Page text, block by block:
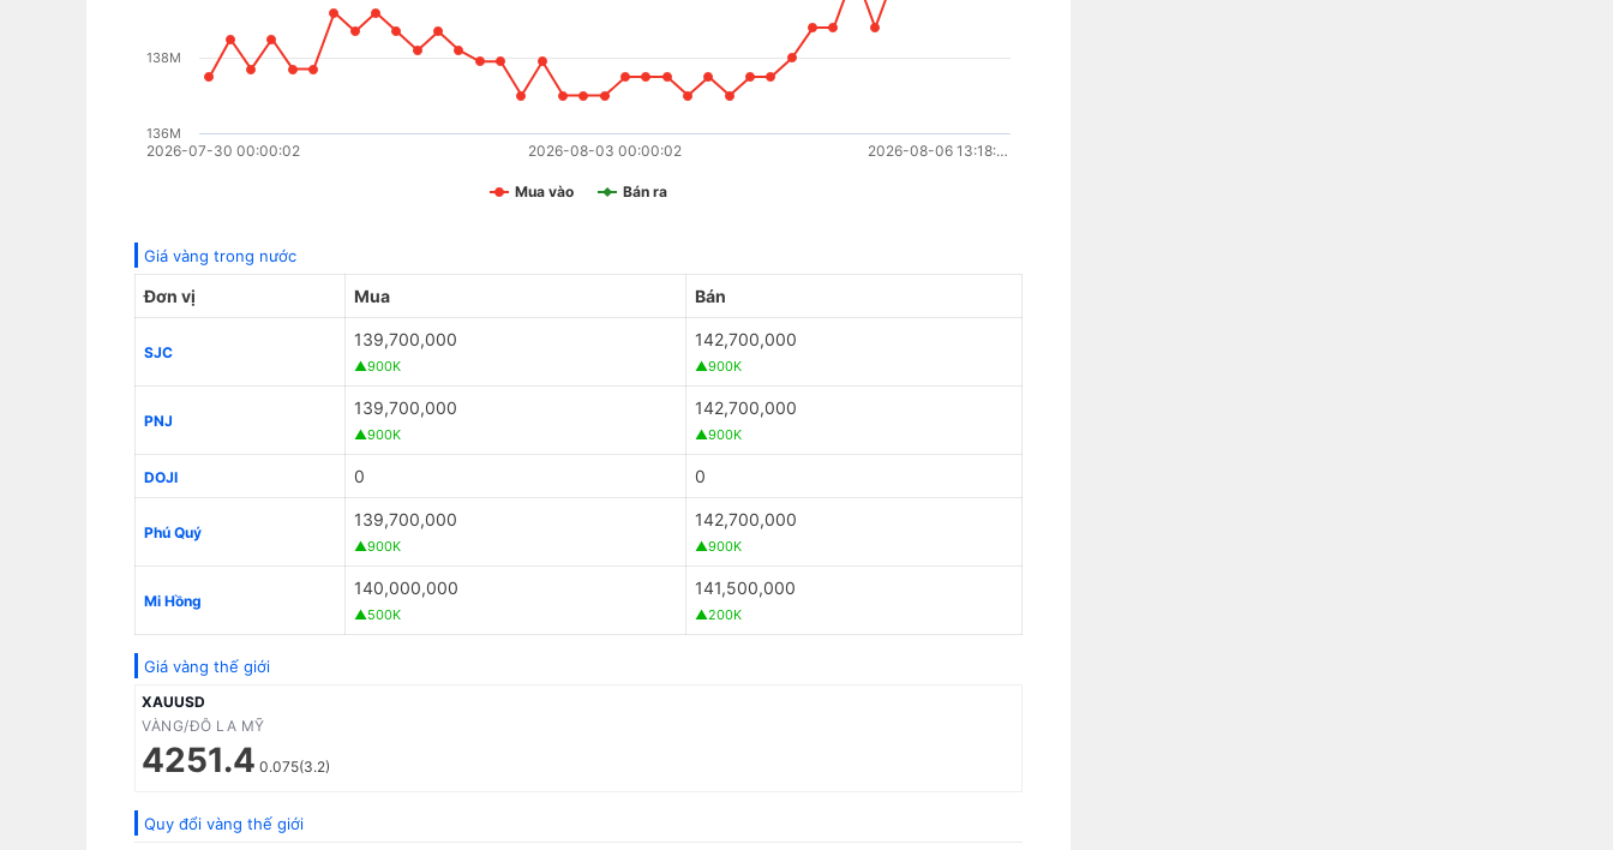
Mua vào Bán ra
2026-07-30 00:00:02 2026-08-03 00:00:02 2026-08-06 13:18:…
136M
138M
Giá vàng trong nước
Đơn vị Mua Bán
SJC
139,700,000
▲900K
142,700,000
▲900K
PNJ
139,700,000
▲900K
142,700,000
▲900K
DOJI 0 0
Phú Quý
139,700,000
▲900K
142,700,000
▲900K
Mi Hồng
140,000,000
▲500K
141,500,000
▲200K
Giá vàng thế giới
XAUUSD
VÀNG/ĐÔ LA MỸ
4251.4 0.075(3.2)
Quy đổi vàng thế giới